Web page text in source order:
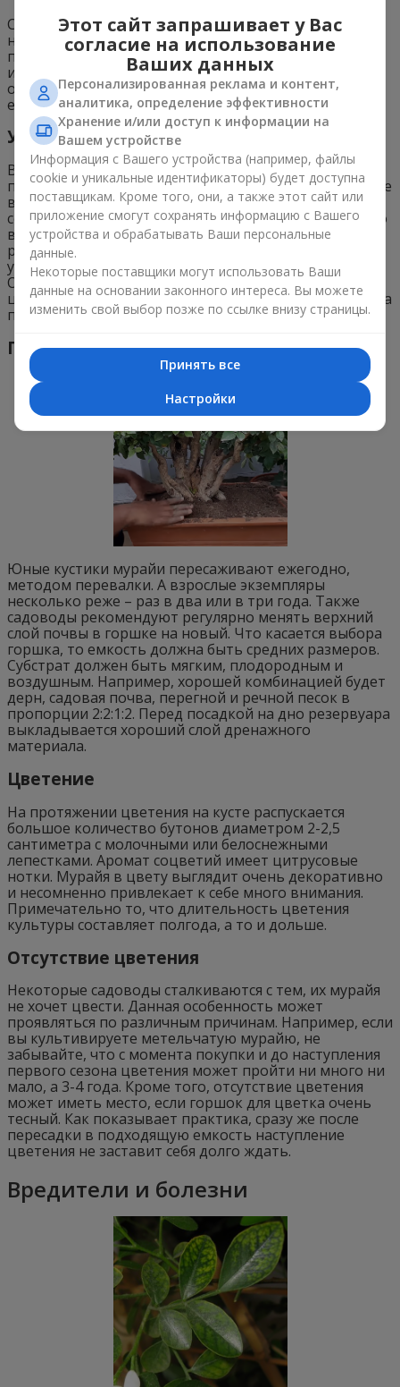
Стандартная влажность воздуха, которая присуща
нашим жилищам, вполне подходит для мурайи,
поэтому цветок не придется ежедневно увлажнять
из распылителя. Однако время от времени
опрыскивать кустик все же придется, в особенности
если наблюдается период зноя и засухи.
Удобрение
Весной и летом мурайя нуждается в регулярных
подкормках (один раз каждые 2-3 недели). В весеннее
время кустик необходима калийно-азотистая
составляющая, так как данная добавка благоприятно
влияет на рост кроны. Также мурайя хорошо
реагирует на универсальные минеральные
удобрения и на органику (их можно чередовать).
Однако не перебарщивайте с подкормками, иначе
цветку от этого будет только хуже. На время периода
покоя внесение удобрений приостанавливается.
Пересадка
Юные кустики мурайи пересаживают ежегодно,
методом перевалки. А взрослые экземпляры
несколько реже – раз в два или в три года. Также
садоводы рекомендуют регулярно менять верхний
слой почвы в горшке на новый. Что касается выбора
горшка, то емкость должна быть средних размеров.
Субстрат должен быть мягким, плодородным и
воздушным. Например, хорошей комбинацией будет
дерн, садовая почва, перегной и речной песок в
пропорции 2:2:1:2. Перед посадкой на дно резервуара
выкладывается хороший слой дренажного
материала.
Цветение
На протяжении цветения на кусте распускается
большое количество бутонов диаметром 2-2,5
сантиметра с молочными или белоснежными
лепестками. Аромат соцветий имеет цитрусовые
нотки. Мурайя в цвету выглядит очень декоративно
и несомненно привлекает к себе много внимания.
Примечательно то, что длительность цветения
культуры составляет полгода, а то и дольше.
Отсутствие цветения
Некоторые садоводы сталкиваются с тем, их мурайя
не хочет цвести. Данная особенность может
проявляться по различным причинам. Например, если
вы культивируете метельчатую мурайю, не
забывайте, что с момента покупки и до наступления
первого сезона цветения может пройти ни много ни
мало, а 3-4 года. Кроме того, отсутствие цветения
может иметь место, если горшок для цветка очень
тесный. Как показывает практика, сразу же после
пересадки в подходящую емкость наступление
цветения не заставит себя долго ждать.
Вредители и болезни
Этот сайт запрашивает у Вас
согласие на использование
Ваших данных
Персонализированная реклама и контент,
аналитика, определение эффективности
Хранение и/или доступ к информации на
Вашем устройстве
Информация с Вашего устройства (например, файлы
cookie и уникальные идентификаторы) будет доступна
поставщикам. Кроме того, они, а также этот сайт или
приложение смогут сохранять информацию с Вашего
устройства и обрабатывать Ваши персональные
данные.
Некоторые поставщики могут использовать Ваши
данные на основании законного интереса. Вы можете
изменить свой выбор позже по ссылке внизу страницы.
Принять все
Настройки